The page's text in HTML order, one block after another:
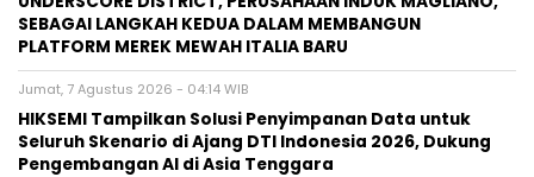
SEBAGAI LANGKAH KEDUA DALAM MEMBANGUN
PLATFORM MEREK MEWAH ITALIA BARU
Jumat, 7 Agustus 2026 - 04:14 WIB
HIKSEMI Tampilkan Solusi Penyimpanan Data untuk
Seluruh Skenario di Ajang DTI Indonesia 2026, Dukung
Pengembangan AI di Asia Tenggara